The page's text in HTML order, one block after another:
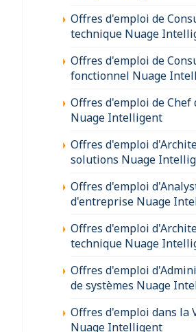
Offres d'emploi de
technique Nuage
Offres d'emploi de
fonctionnel Nuage
Offres d'emploi de Chef
Nuage Intelligent
Offres d'emploi
solutions Nuage
Offres d'emploi
d'entreprise Nuage
Offres d'emploi
technique Nuage
Offres d'emploi
de systèmes Nuage
Offres d'emploi dans la
Nuage Intelligent